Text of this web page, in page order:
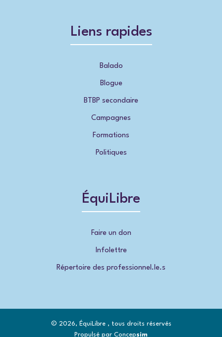
Liens rapides
Balado
Blogue
BTBP secondaire
Campagnes
Formations
Politiques
ÉquiLibre
Faire un don
Infolettre
Répertoire des professionnel.le.s
© 2026, ÉquiLibre , tous droits réservés
Propulsé par Concepsim